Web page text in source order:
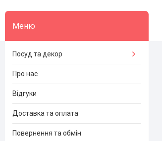
Посуд та декор
Про нас
Відгуки
Доставка та оплата
Повернення та обмін